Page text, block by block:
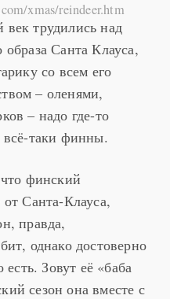
xmas/reindeer.htm
трудились над
образа Санта Клауса,
со всем его
– оленями,
– надо где-то
всё-таки финны.
финский
Санта-Клауса,
правда,
однако достоверно
Зовут её «баба
сезон она вместе с